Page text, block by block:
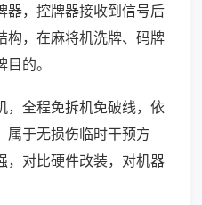
器，控牌器接收到信号后
构，在麻将机洗牌、码牌
的。
，全程免拆机免破线，依
属于无损伤临时干预方
，对比硬件改装，对机器